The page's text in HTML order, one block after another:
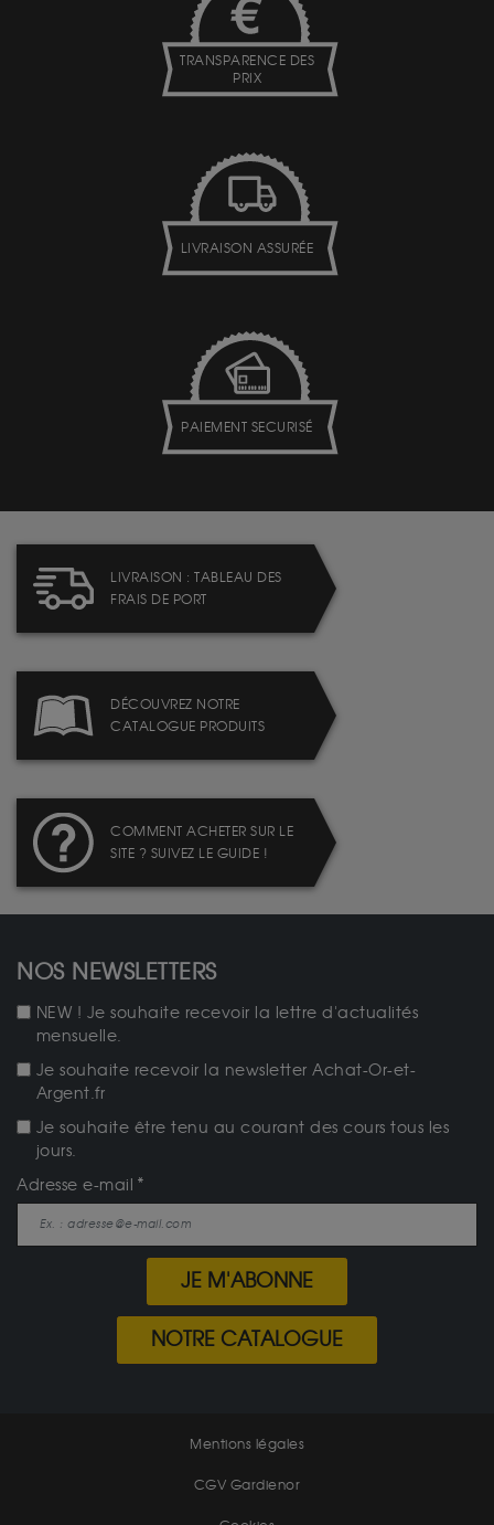
TRANSPARENCE DES
PRIX
LIVRAISON ASSURÉE
PAIEMENT SECURISÉ
LIVRAISON : TABLEAU DES
FRAIS DE PORT
DÉCOUVREZ NOTRE
CATALOGUE PRODUITS
COMMENT ACHETER SUR LE
SITE ? SUIVEZ LE GUIDE !
NOS NEWSLETTERS
NEW ! Je souhaite recevoir la lettre d'actualités
mensuelle.
Je souhaite recevoir la newsletter Achat-Or-et-
Argent.fr
Je souhaite être tenu au courant des cours tous les
jours.
Adresse e-mail
JE M'ABONNE
NOTRE CATALOGUE
Mentions légales
CGV Gardienor